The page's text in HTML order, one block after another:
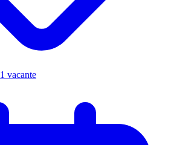
1 vacante